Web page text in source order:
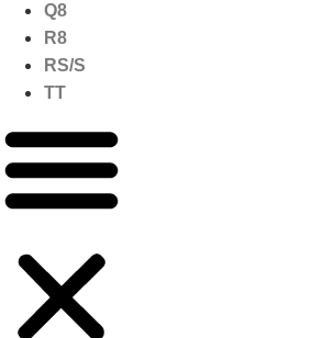
Q8
R8
RS/S
TT